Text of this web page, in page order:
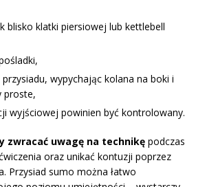
blisko klatki piersiowej lub kettlebell
wypychając kolana na boki i
proste,
wyjściowej powinien być kontrolowany.
zwracać uwagę na technikę podczas
oraz unikać kontuzji poprzez
Przysiad sumo można łatwo